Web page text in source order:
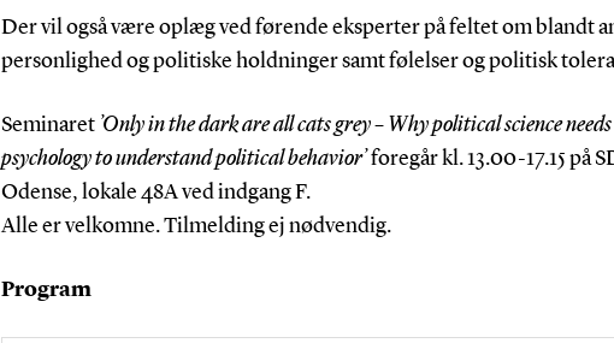
Der vil også være oplæg ved førende eksperter på feltet om blandt
personlighed og politiske holdninger samt følelser og politisk
Seminaret ’Only in the dark are all cats grey – Why political science needs
psychology to understand political behavior’foregår kl. 13.00-17.15 på
Odense, lokale 48A ved indgang F.
Alle er velkomne. Tilmelding ej nødvendig.
Program